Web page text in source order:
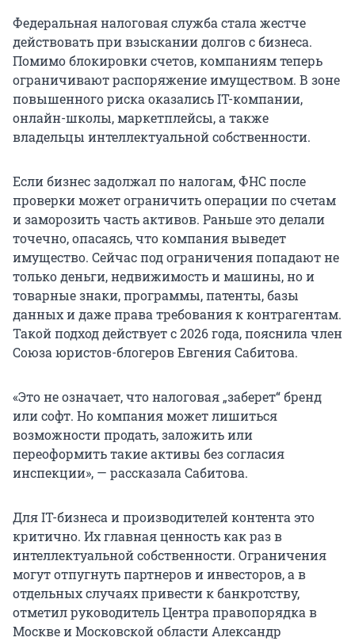
Федеральная налоговая служба стала жестче
действовать при взыскании долгов с бизнеса.
Помимо блокировки счетов, компаниям теперь
ограничивают распоряжение имуществом. В зоне
повышенного риска оказались IT-компании,
онлайн-школы, маркетплейсы, а также
владельцы интеллектуальной собственности.
Если бизнес задолжал по налогам, ФНС после
проверки может ограничить операции по счетам
и заморозить часть активов. Раньше это делали
точечно, опасаясь, что компания выведет
имущество. Сейчас под ограничения попадают не
только деньги, недвижимость и машины, но и
товарные знаки, программы, патенты, базы
данных и даже права требования к контрагентам.
Такой подход действует с 2026 года, пояснила член
Союза юристов-блогеров Евгения Сабитова.
«Это не означает, что налоговая „заберет“ бренд
или софт. Но компания может лишиться
возможности продать, заложить или
переоформить такие активы без согласия
инспекции», — рассказала Сабитова.
Для IT-бизнеса и производителей контента это
критично. Их главная ценность как раз в
интеллектуальной собственности. Ограничения
могут отпугнуть партнеров и инвесторов, а в
отдельных случаях привести к банкротству,
отметил руководитель Центра правопорядка в
Москве и Московской области Александр